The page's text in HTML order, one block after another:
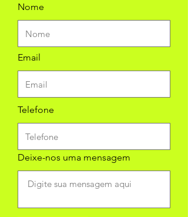
Nome
Email
Telefone
Deixe-nos uma mensagem